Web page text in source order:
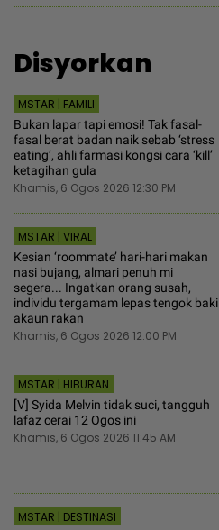
Disyorkan
MSTAR | FAMILI
Bukan lapar tapi emosi! Tak fasal-
fasal berat badan naik sebab ‘stress
eating’, ahli farmasi kongsi cara ‘kill’
ketagihan gula
Khamis, 6 Ogos 2026 12:30 PM
MSTAR | VIRAL
Kesian ‘roommate’ hari-hari makan
nasi bujang, almari penuh mi
segera... Ingatkan orang susah,
individu tergamam lepas tengok baki
akaun rakan
Khamis, 6 Ogos 2026 12:00 PM
MSTAR | HIBURAN
[V] Syida Melvin tidak suci, tangguh
lafaz cerai 12 Ogos ini
Khamis, 6 Ogos 2026 11:45 AM
MSTAR | DESTINASI